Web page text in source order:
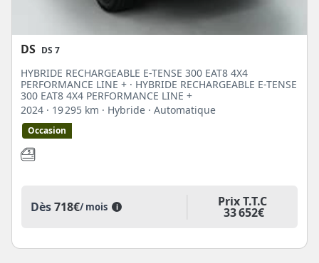
DS DS 7
HYBRIDE RECHARGEABLE E-TENSE 300 EAT8 4X4
PERFORMANCE LINE + · HYBRIDE RECHARGEABLE E-TENSE
300 EAT8 4X4 PERFORMANCE LINE +
2024 · 19 295 km · Hybride · Automatique
Occasion
Dès718€/ mois i Prix T.T.C
33 652€